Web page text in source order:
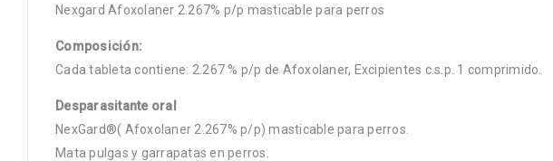
Nexgard Afoxolaner 2.267% p/p masticable para perros
Composición:
Cada tableta contiene: 2.267 % p/p de Afoxolaner, Excipientes c.s.p. 1 comprimido.
Desparasitante oral
NexGard®( Afoxolaner 2.267% p/p) masticable para perros.
Mata pulgas y garrapatas en perros.